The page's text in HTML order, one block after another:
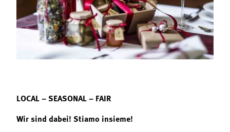
Mitgliedschaft
Landessekretariat
Bäuerliche Buffets
Hofgeschichten
LOCAL – SEASONAL – FAIR
Wir sind dabei! Stiamo insieme!